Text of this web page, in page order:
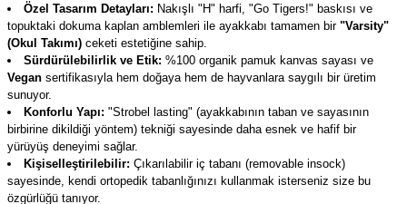
Özel Tasarım Detayları: Nakışlı "H" harfi, "Go Tigers!" baskısı ve
topuktaki dokuma kaplan amblemleri ile ayakkabı tamamen bir "Varsity"
(Okul Takımı) ceketi estetiğine sahip.
Sürdürülebilirlik ve Etik: %100 organik pamuk kanvas sayası ve
Vegan sertifikasıyla hem doğaya hem de hayvanlara saygılı bir üretim
sunuyor.
Konforlu Yapı: "Strobel lasting" (ayakkabının taban ve sayasının
birbirine dikildiği yöntem) tekniği sayesinde daha esnek ve hafif bir
yürüyüş deneyimi sağlar.
Kişiselleştirilebilir: Çıkarılabilir iç tabanı (removable insock)
sayesinde, kendi ortopedik tabanlığınızı kullanmak isterseniz size bu
özgürlüğü tanıyor.